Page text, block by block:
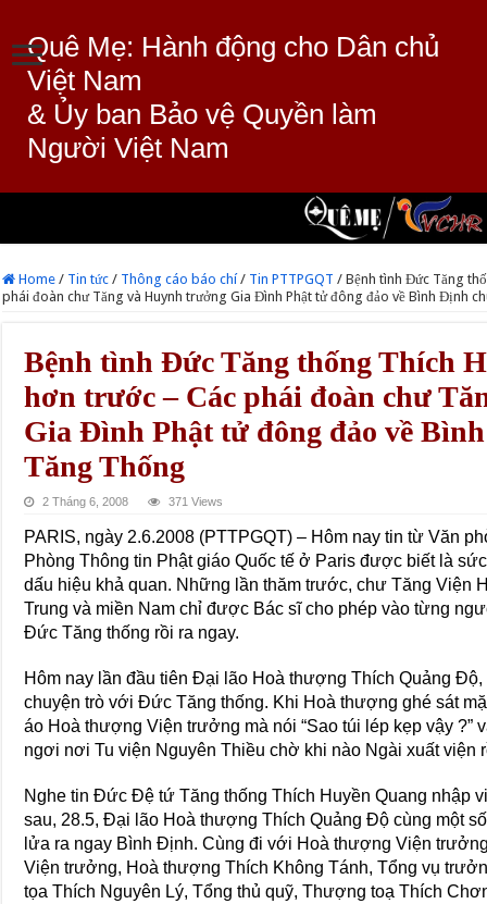
Quê Mẹ: Hành động cho Dân chủ
Việt Nam
& Ủy ban Bảo vệ Quyền làm
Người Việt Nam
Home / Tin tức / Thông cáo báo chí / Tin PTTPGQT / Bệnh tình Đức Tăng
phái đoàn chư Tăng và Huynh trưởng Gia Đình Phật tử đông đảo về Bình Định
Bệnh tình Đức Tăng thống Thích
hơn trước – Các phái đoàn chư
Gia Đình Phật tử đông đảo về
Tăng Thống
2 Tháng 6, 2008 371 Views
PARIS, ngày 2.6.2008 (PTTPGQT) – Hôm nay tin từ Văn
Phòng Thông tin Phật giáo Quốc tế ở Paris được biết là
dấu hiệu khả quan. Những lần thăm trước, chư Tăng Viện
Trung và miền Nam chỉ được Bác sĩ cho phép vào từng
Đức Tăng thống rồi ra ngay.
Hôm nay lần đầu tiên Đại lão Hoà thượng Thích Quảng
chuyện trò với Đức Tăng thống. Khi Hoà thượng ghé sát
áo Hoà thượng Viện trưởng mà nói “Sao túi lép kẹp vậy
ngơi nơi Tu viện Nguyên Thiều chờ khi nào Ngài xuất viện
Nghe tin Đức Đệ tứ Tăng thống Thích Huyền Quang nhập
sau, 28.5, Đại lão Hoà thượng Thích Quảng Độ cùng một
lửa ra ngay Bình Định. Cùng đi với Hoà thượng Viện
Viện trưởng, Hoà thượng Thích Không Tánh, Tổng vụ
tọa Thích Nguyên Lý, Tổng thủ quỹ, Thượng toạ Thích